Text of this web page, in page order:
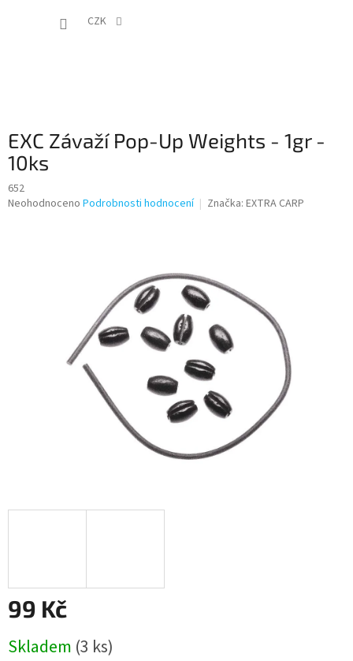
CZK
EXC Závaží Pop-Up Weights - 1gr -
10ks
652
Průměrné
Neohodnoceno Podrobnosti hodnocení Značka: EXTRA CARP
99 Kč
cena:
Skladem (3 ks)